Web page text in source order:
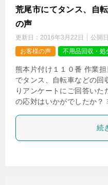
荒尾市にてタンス、自
の声
更新日： 2016年3月22日 公開
お客様の声
不用品回収・処
熊本片付け１１０番 作業
でタンス、自転車などの回
りアンケートにご回答い
の応対はいかがでしたか
続